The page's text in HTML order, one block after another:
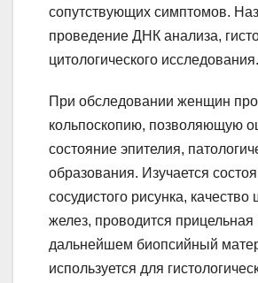
сопутствующих симптомов.
проведение ДНК анализа,
цитологического исследования.
При обследовании женщин
кольпоскопию, позволяющую
состояние эпителия,
образования. Изучается
сосудистого рисунка,
желез, проводится
дальнейшем биопсийный
используется для